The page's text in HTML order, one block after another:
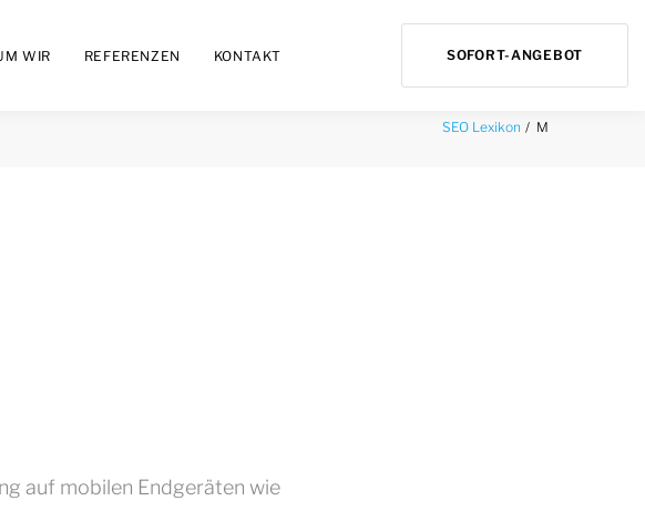
SOFORT-ANGEBOT
WIR REFERENZEN KONTAKT
SEO Lexikon M
auf mobilen Endgeräten wie